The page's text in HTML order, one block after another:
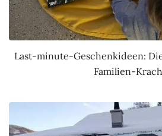
Last-minute-Geschenkideen:
Familien-